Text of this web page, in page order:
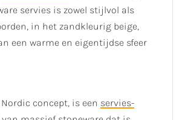
servies is zowel stijlvol als
in het zandkleurig beige,
een warme en eigentijdse sfeer
Nordic concept, is een servies-